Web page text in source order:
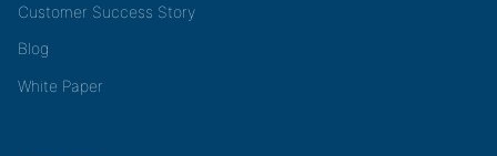
Customer Success Story
Blog
White Paper